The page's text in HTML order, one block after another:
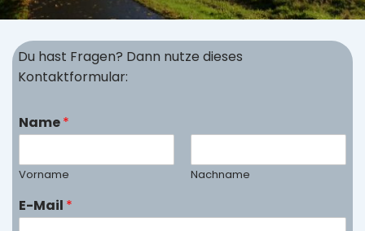
Du hast Fragen? Dann nutze dieses
Kontaktformular:
Name*
Vorname Nachname
E-Mail *